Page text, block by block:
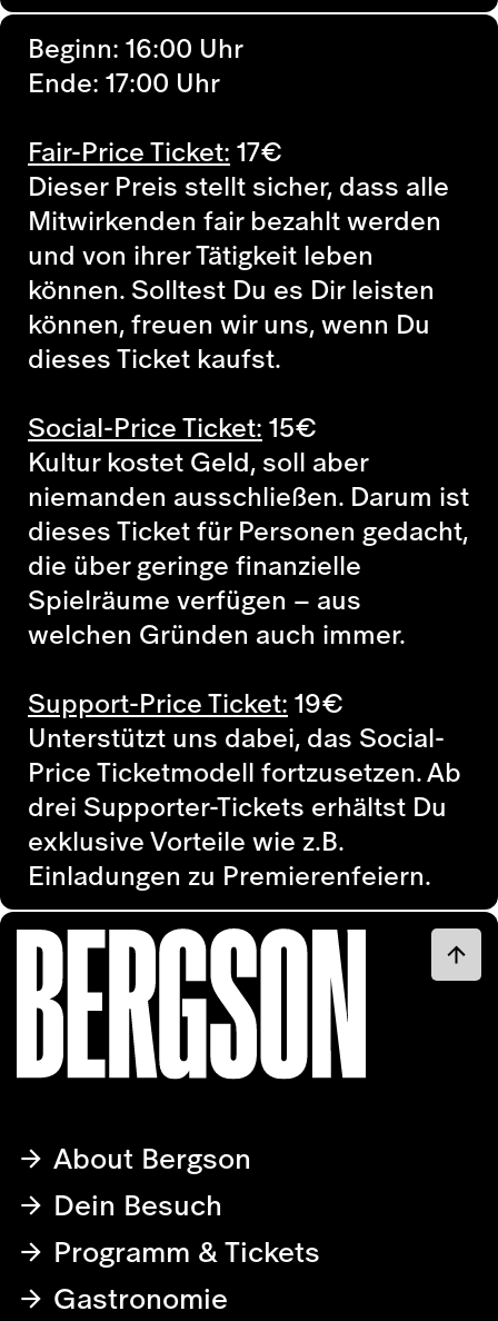
Beginn: 16:00 Uhr
Ende: 17:00 Uhr
Fair-Price Ticket:17€
Dieser Preis stellt sicher, dass alle
Mitwirkenden fair bezahlt werden
und von ihrer Tätigkeit leben
können. Solltest Du es Dir leisten
können, freuen wir uns, wenn Du
dieses Ticket kaufst.
Social-Price Ticket:15€
Kultur kostet Geld, soll aber
niemanden ausschließen. Darum ist
dieses Ticket für Personen gedacht,
die über geringe finanzielle
Spielräume verfügen – aus
welchen Gründen auch immer.
Support-Price Ticket:19€
Unterstützt uns dabei, das Social-
Price Ticketmodell fortzusetzen. Ab
drei Supporter-Tickets erhältst Du
exklusive Vorteile wie z.B.
Einladungen zu Premierenfeiern.
About Bergson
Dein Besuch
Programm & Tickets
Gastronomie